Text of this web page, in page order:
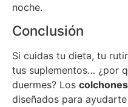
noche.
Conclusión
Si cuidas tu dieta, tu
tus suplementos… ¿por
duermes? Los
diseñados para